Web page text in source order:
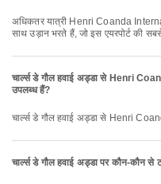
अधिकतर यात्री Henri Coanda
साथ उड़ान भरते हैं, जो इस एयरपोर्ट की
चार्ल्स डे गौल हवाई अड्डा से Henri
उपलब्ध हैं?
चार्ल्स डे गौल हवाई अड्डा से Henri
चार्ल्स डे गौल हवाई अड्डा पर कौन-कौन